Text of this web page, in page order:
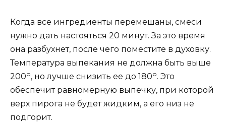
Когда все ингредиенты перемешаны, смеси
нужно дать настояться 20 минут. За это время
она разбухнет, после чего поместите в духовку.
Температура выпекания не должна быть выше
200о, но лучше снизить ее до 180о. Это
обеспечит равномерную выпечку, при которой
верх пирога не будет жидким, а его низ не
подгорит.